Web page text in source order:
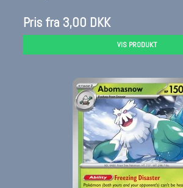
Pris fra 3,00 DKK
VIS PRODUKT